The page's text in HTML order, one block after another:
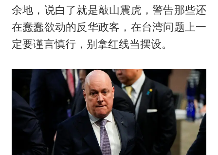
余地，说白了就是敲山震虎，警告那些还
在蠢蠢欲动的反华政客，在台湾问题上一
定要谨言慎行，别拿红线当摆设。